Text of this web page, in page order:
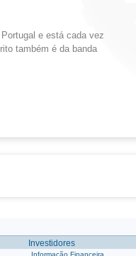
e está cada vez
também é da banda
Investidores
Informação Financeira